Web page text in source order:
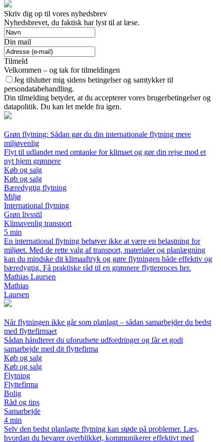
Skriv dig op til vores nyhedsbrev
Nyhedsbrevet, du faktisk har lyst til at læse.
Din mail
Tilmeld
Velkommen – og tak for tilmeldingen
Jeg tilslutter mig sidens betingelser og samtykker til
persondatabehandling.
Din tilmelding betyder, at du accepterer vores brugerbetingelser og
datapolitik. Du kan let melde fra igen.
Grøn flytning: Sådan gør du din internationale flytning mere
miljøvenlig
Flyt til udlandet med omtanke for klimaet og gør din rejse mod et
nyt hjem grønnere
Køb og salg
Køb og salg
Bæredygtig flytning
Miljø
International flytning
Grøn livsstil
Klimavenlig transport
5 min
En international flytning behøver ikke at være en belastning for
miljøet. Med de rette valg af transport, materialer og planlægning
kan du mindske dit klimaaftryk og gøre flytningen både effektiv og
bæredygtig. Få praktiske råd til en grønnere flytteproces her.
Mathias Laursen
Mathias
Laursen
Når flytningen ikke går som planlagt – sådan samarbejder du bedst
med flyttefirmaet
Sådan håndterer du uforudsete udfordringer og får et godt
samarbejde med dit flyttefirma
Køb og salg
Køb og salg
Flytning
Flyttefirma
Bolig
Råd og tips
Samarbejde
4 min
Selv den bedst planlagte flytning kan støde på problemer. Læs,
hvordan du bevarer overblikket, kommunikerer effektivt med